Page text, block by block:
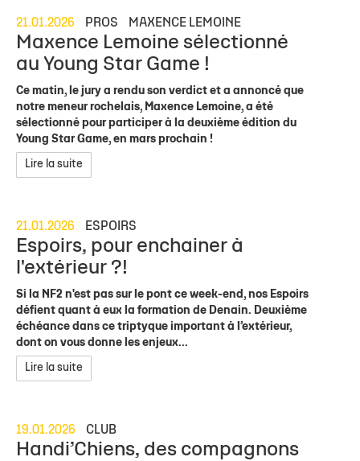
21.01.2026 PROS MAXENCE LEMOINE
Maxence Lemoine sélectionné
au Young Star Game !
Ce matin, le jury a rendu son verdict et a annoncé que
notre meneur rochelais, Maxence Lemoine, a été
sélectionné pour participer à la deuxième édition du
Young Star Game, en mars prochain !
Lire la suite
21.01.2026 ESPOIRS
Espoirs, pour enchainer à
l'extérieur ?!
Si la NF2 n'est pas sur le pont ce week-end, nos Espoirs
défient quant à eux la formation de Denain. Deuxième
échéance dans ce triptyque important à l’extérieur,
dont on vous donne les enjeux...
Lire la suite
19.01.2026 CLUB
Handi’Chiens, des compagnons